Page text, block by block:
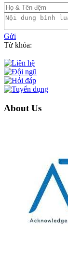
Gửi
Từ khóa:
About Us